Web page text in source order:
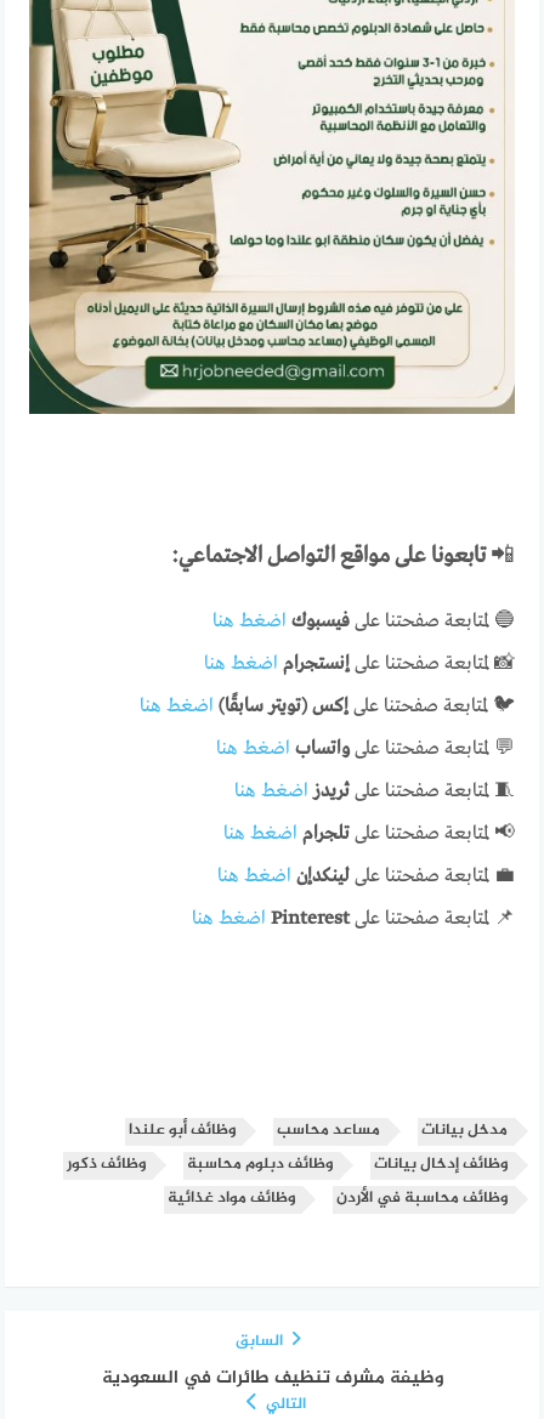
📲تابعونا على مواقع التواصل الاجتماعي:
🔵 لمتابعة صفحتنا علىفيسبوك اضغط هنا
📸 لمتابعة صفحتنا علىإنستجرام اضغط هنا
🐦 لمتابعة صفحتنا علىإكس (تويتر سابقًا) اضغط هنا
💬 لمتابعة صفحتنا علىواتساب اضغط هنا
🧵 لمتابعة صفحتنا علىثريدز اضغط هنا
📢 لمتابعة صفحتنا علىتلجرام اضغط هنا
💼 لمتابعة صفحتنا علىلينكدإن اضغط هنا
📌 لمتابعة صفحتنا علىPinterest اضغط هنا
مدخل بيانات مساعد محاسب
وظائف أبو علندا
وظائف إدخال بيانات
وظائف دبلوم محاسبة
وظائف ذكور
وظائف محاسبة في الأردن
وظائف مواد غذائية
السابق
وظيفة مشرف تنظيف طائرات في السعودية
التالي